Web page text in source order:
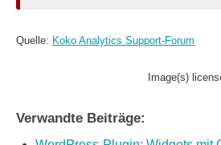
Quelle: Koko Analytics Support-Forum
Image(s)
Verwandte Beiträge: